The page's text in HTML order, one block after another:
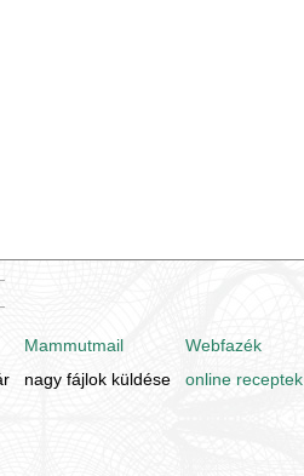
Mammutmail
Webfazék
nagy fájlok küldése online receptek